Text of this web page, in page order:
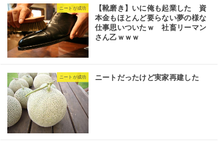
ニートが成功
【靴磨き】いに俺も起業した 資
本金もほとんど要らない夢の様な
仕事思いついたｗ 社畜リーマン
さん乙ｗｗｗ
ニートが成功 ニートだったけど実家再建した